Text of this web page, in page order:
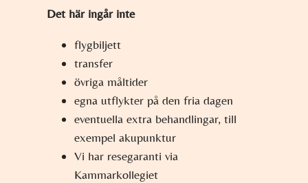
Det här ingår inte
flygbiljett
transfer
övriga måltider
egna utflykter på den fria dagen
eventuella extra behandlingar, till
exempel akupunktur
Vi har resegaranti via
Kammarkollegiet